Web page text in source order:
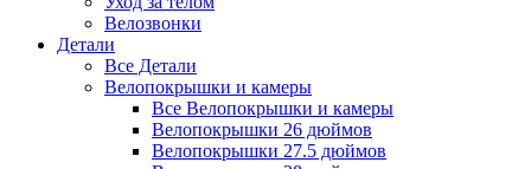
Велозвонки
Детали
Все Детали
Велопокрышки и камеры
Все Велопокрышки и камеры
Велопокрышки 26 дюймов
Велопокрышки 27.5 дюймов